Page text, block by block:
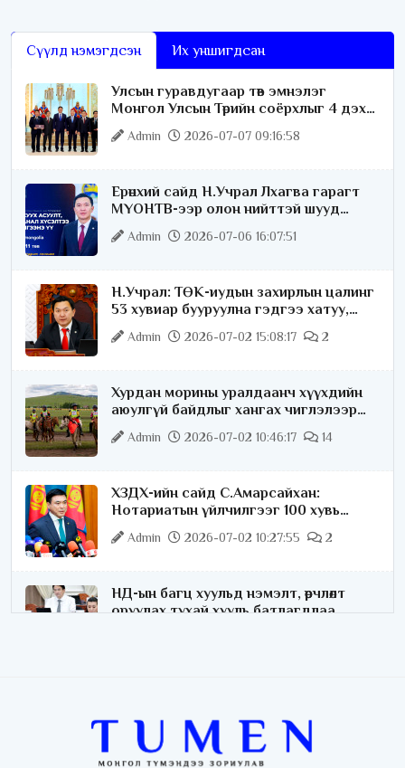
Сүүлд нэмэгдсэн Их уншигдсан
Улсын гуравдугаар төв эмнэлэг
Монгол Улсын Төрийн соёрхлыг 4 дэх
удаагаа хүртлээ
Admin 2026-07-07 09:16:58
Ерөнхий сайд Н.Учрал Лхагва гарагт
МҮОНТВ-ээр олон нийттэй шууд
ярилцана
Admin 2026-07-06 16:07:51
Н.Учрал: ТӨК-иудын захирлын цалинг
53 хувиар бууруулна гэдгээ хатуу,
хариуцлагатайгаар хэлье
Admin 2026-07-02 15:08:17 2
Хурдан морины уралдаанч хүүхдийн
аюулгүй байдлыг хангах чиглэлээр
ажиллаж байна
Admin 2026-07-02 10:46:17 14
ХЗДХ-ийн сайд С.Амарсайхан:
Нотариатын үйлчилгээг 100 хувь
цахимжуулна
Admin 2026-07-02 10:27:55 2
НД-ын багц хуульд нэмэлт, өөрчлөлт
оруулах тухай хууль батлагдлаа
хяналт тавина
Admin 2026-07-02 09:10:46